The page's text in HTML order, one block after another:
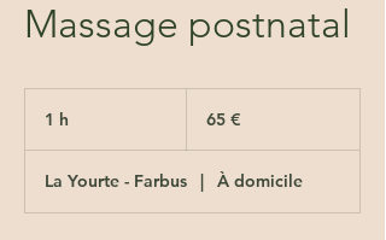
Massage postnatal
1 h 65 €
La Yourte - Farbus | À domicile